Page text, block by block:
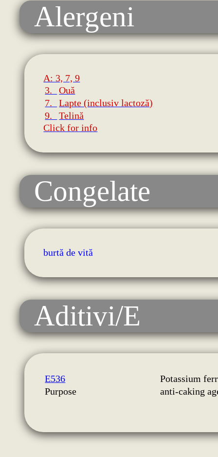
Alergeni
A: 3, 7, 9
3.
Ouă
7.
Lapte (inclusiv lactoză)
9.
Telină
Click for info
Congelate
burtă de vită
Aditivi/E
E536
Potassium
Purpose
anti-caking